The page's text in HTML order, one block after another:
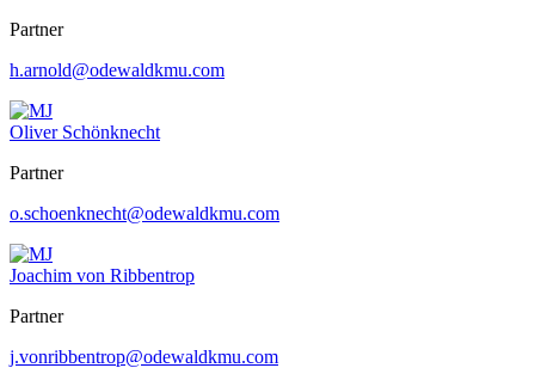
Partner
h.arnold@odewaldkmu.com
Oliver Schönknecht
Partner
o.schoenknecht@odewaldkmu.com
Joachim von Ribbentrop
Partner
j.vonribbentrop@odewaldkmu.com